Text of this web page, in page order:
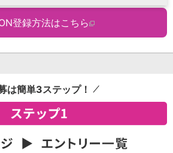
登録方法はこちら
は簡単3ステップ！